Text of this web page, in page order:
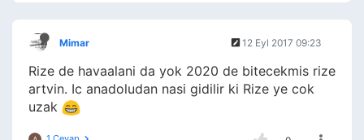
Mimar 12 Eyl 2017 09:23
Rize de havaalani da yok 2020 de bitecekmis rize
artvin. Ic anadoludan nasi gidilir ki Rize ye cok
uzak